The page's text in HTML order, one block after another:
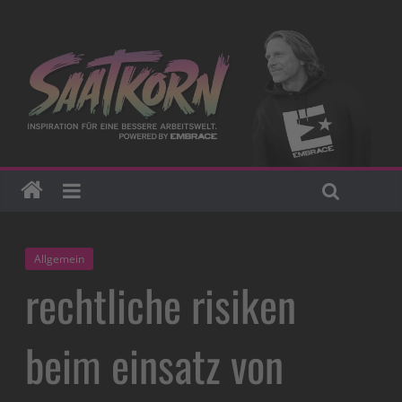
Allgemein
rechtliche risiken
beim einsatz von